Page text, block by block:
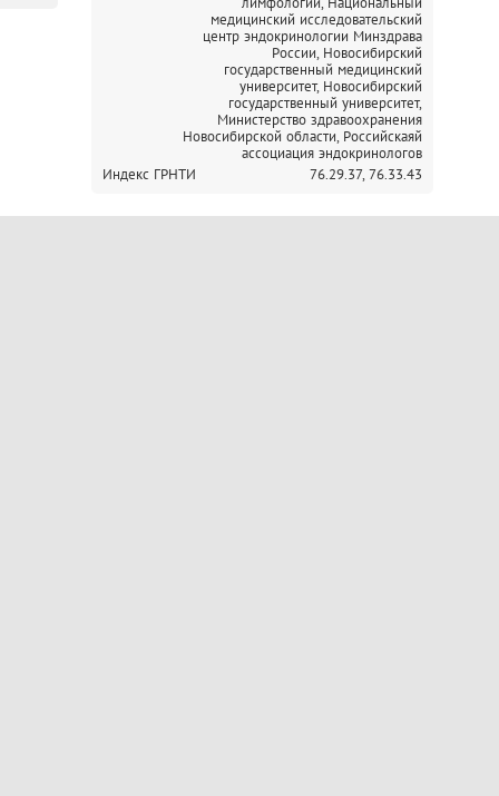
медицинский исследовательский
центр эндокринологии Минздрава
России, Новосибирский
государственный медицинский
университет, Новосибирский
государственный университет,
Министерство здравоохранения
Новосибирской области, Российскаяй
ассоциация эндокринологов
Индекс ГРНТИ
76.29.37, 76.33.43